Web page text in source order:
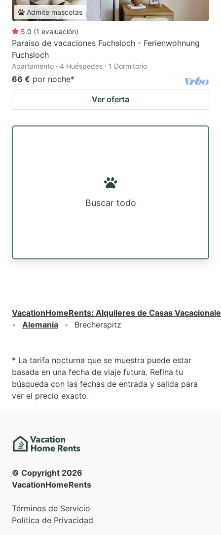
Admite mascotas
5.0 (1 evaluación)
Paraíso de vacaciones Fuchsloch - Ferienwohnung
Fuchsloch
Apartamento · 4 Huéspedes · 1 Dormitorio
66 € por noche*
Ver oferta
Buscar todo
VacationHomeRents: Alquileres de Casas
Alemania
Brecherspitz
* La tarifa nocturna que se muestra puede estar
basada en una fecha de viaje futura. Refina tu
búsqueda con las fechas de entrada y salida para
ver el precio exacto.
© Copyright 2026
VacationHomeRents
Términos de Servicio
Política de Privacidad